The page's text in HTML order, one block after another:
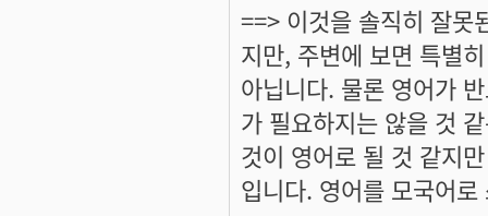
==> 이것을 솔직히 잘못
지만, 주변에 보면 특별
아닙니다. 물론 영어가
가 필요하지는 않을 것
것이 영어로 될 것 같지
입니다. 영어를 모국어